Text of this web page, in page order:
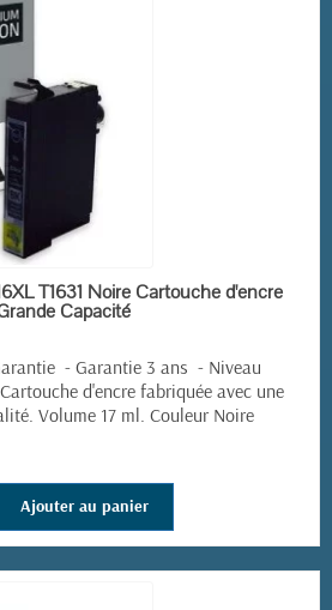
EN STOCK
T1631 Noire Cartouche d'encre
Capacité
- Garantie 3 ans - Niveau
Cartouche d'encre fabriquée avec une
Volume 17 ml. Couleur Noire
Ajouter au panier